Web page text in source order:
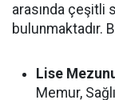
arasında çeşitli
bulunmaktadır.
Lise
Memur,